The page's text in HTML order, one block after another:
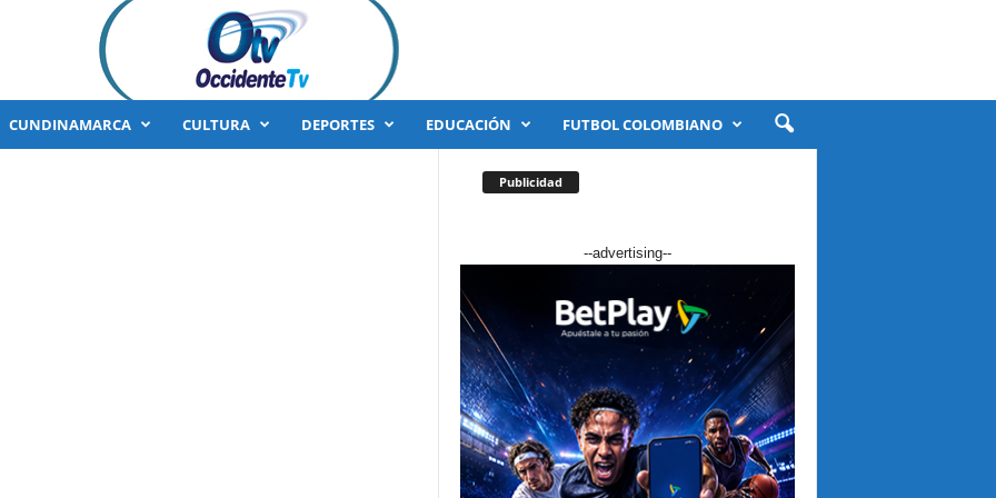
CUNDINAMARCA CULTURA DEPORTES EDUCACIÓN FUTBOL COLOMBIANO
Publicidad
--advertising--